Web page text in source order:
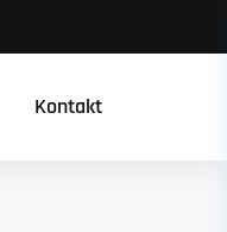
Kontakt